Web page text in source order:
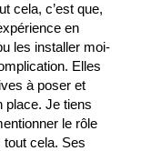
cela, c’est que,
en
les installer moi-
Elles
à poser et
place. Je tiens
le rôle
tout cela. Ses